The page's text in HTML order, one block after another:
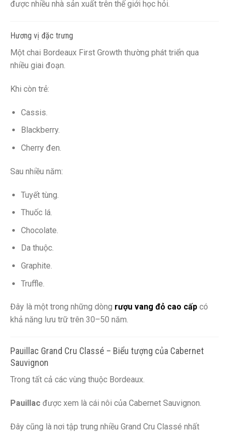
được nhiều nhà sản xuất trên thế giới học hỏi.
Hương vị đặc trưng
Một chai Bordeaux First Growth thường phát triển qua
nhiều giai đoạn.
Khi còn trẻ:
Cassis.
Blackberry.
Cherry đen.
Sau nhiều năm:
Tuyết tùng.
Thuốc lá.
Chocolate.
Da thuộc.
Graphite.
Truffle.
Đây là một trong những dòng rượu vang đỏ cao cấp có
khả năng lưu trữ trên 30–50 năm.
Pauillac Grand Cru Classé – Biểu tượng của Cabernet
Sauvignon
Trong tất cả các vùng thuộc Bordeaux.
Pauillac được xem là cái nôi của Cabernet Sauvignon.
Đây cũng là nơi tập trung nhiều Grand Cru Classé nhất